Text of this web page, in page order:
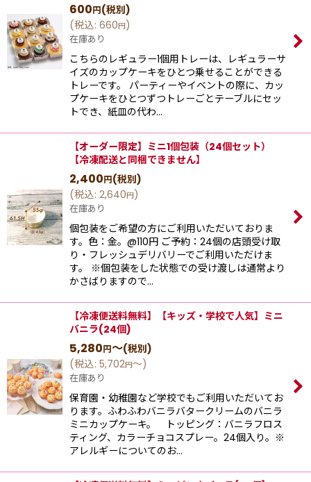
600円(税別)
(税込: 660円)
在庫あり
こちらのレギュラー1個用トレーは、レギュラーサ
イズのカップケーキをひとつ乗せることができる
トレーです。 パーティーやイベントの際に、カッ
プケーキをひとつずつトレーごとテーブルにセッ
トでき、紙皿の代わ…
【オーダー限定】ミニ1個包装（24個セット）
【冷凍配送と同梱できません】
2,400円(税別)
(税込: 2,640円)
在庫あり
個包装をご希望の方にご利用いただいておりま
す。色：金。@110円 ご予約：24個の店頭受け取
り・フレッシュデリバリーでご利用いただけま
す。 ※個包装をした状態での受け渡しは通常より
かさばりますので…
【冷凍便送料無料】【キッズ・学校で人気】ミニ
バニラ(24個)
5,280円～(税別)
(税込: 5,702円～)
在庫あり
保育園・幼稚園など学校でもご利用いただいてお
ります。ふわふわバニラバタークリームのバニラ
ミニカップケーキ。 トッピング：バニラフロス
ティング、カラーチョコスプレー。24個入り。※
アレルギーについてのお…